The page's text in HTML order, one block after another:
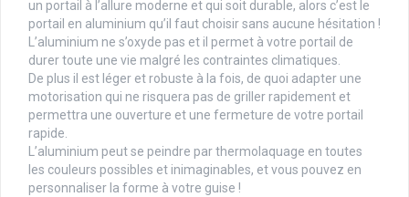
un portail à l’allure moderne et qui soit durable, alors c’est le
portail en aluminium qu’il faut choisir sans aucune hésitation !
L’aluminium ne s’oxyde pas et il permet à votre portail de
durer toute une vie malgré les contraintes climatiques.
De plus il est léger et robuste à la fois, de quoi adapter une
motorisation qui ne risquera pas de griller rapidement et
permettra une ouverture et une fermeture de votre portail
rapide.
L’aluminium peut se peindre par thermolaquage en toutes
les couleurs possibles et inimaginables, et vous pouvez en
personnaliser la forme à votre guise !